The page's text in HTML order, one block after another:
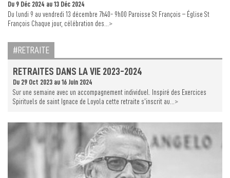
Du 9 Déc 2024 au 13 Déc 2024
Du lundi 9 au vendredi 13 décembre 7h40- 9h00 Paroisse St François – Église St
François Chaque jour, célébration des... >
RETRAITE
RETRAITES DANS LA VIE 2023-2024
Du 29 Oct 2023 au 16 Juin 2024
Sur une semaine avec un accompagnement individuel. Inspiré des Exercices
Spirituels de saint Ignace de Loyola cette retraite s’inscrit au... >